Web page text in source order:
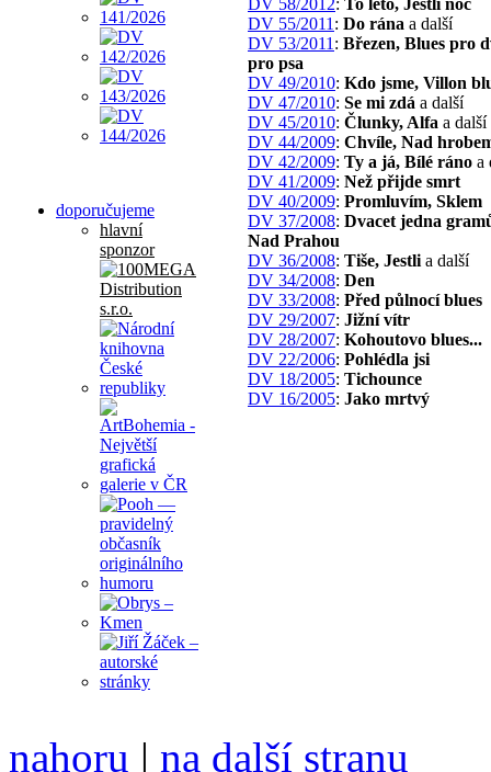
doporučujeme
hlavní
sponzor
DV 55/2011 : Do rána a další
DV 53/2011 : Březen, Blues pro
pro psa
DV 49/2010: Kdo jsme, Villon
DV 47/2010: Se mi zdá a další
DV 45/2010: Člunky, Alfa a další
DV 44/2009: Chvíle, Nad
DV 42/2009: Ty a já, Bílé ráno a
DV 41/2009: Než přijde smrt
DV 40/2009: Promluvím, Sklem
DV 37/2008: Dvacet jedna
Nad Prahou
DV 36/2008: Tiše, Jestli a další
DV 34/2008: Den
DV 33/2008: Před půlnocí blues
DV 29/2007: Jižní vítr
DV 28/2007: Kohoutovo blues...
DV 22/2006: Pohlédla jsi
DV 18/2005: Tichounce
DV 16/2005: Jako mrtvý
nahoru | na další stranu